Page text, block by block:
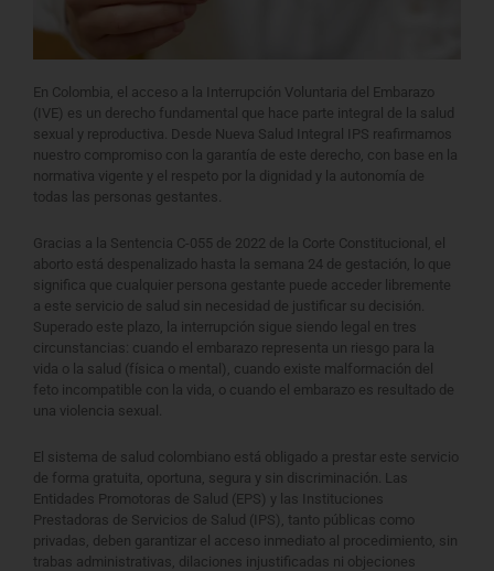
En Colombia, el acceso a la Interrupción Voluntaria del Embarazo
(IVE) es un derecho fundamental que hace parte integral de la salud
sexual y reproductiva. Desde Nueva Salud Integral IPS reafirmamos
nuestro compromiso con la garantía de este derecho, con base en la
normativa vigente y el respeto por la dignidad y la autonomía de
todas las personas gestantes.
Gracias a la Sentencia C-055 de 2022 de la Corte Constitucional, el
aborto está despenalizado hasta la semana 24 de gestación, lo que
significa que cualquier persona gestante puede acceder libremente
a este servicio de salud sin necesidad de justificar su decisión.
Superado este plazo, la interrupción sigue siendo legal en tres
circunstancias: cuando el embarazo representa un riesgo para la
vida o la salud (física o mental), cuando existe malformación del
feto incompatible con la vida, o cuando el embarazo es resultado de
una violencia sexual.
El sistema de salud colombiano está obligado a prestar este servicio
de forma gratuita, oportuna, segura y sin discriminación. Las
Entidades Promotoras de Salud (EPS) y las Instituciones
Prestadoras de Servicios de Salud (IPS), tanto públicas como
privadas, deben garantizar el acceso inmediato al procedimiento, sin
trabas administrativas, dilaciones injustificadas ni objeciones